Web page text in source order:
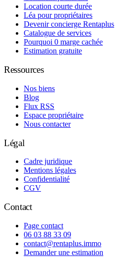
Location courte durée
Léa pour propriétaires
Devenir concierge Rentaplus
Catalogue de services
Pourquoi 0 marge cachée
Estimation gratuite
Ressources
Nos biens
Blog
Flux RSS
Espace propriétaire
Nous contacter
Légal
Cadre juridique
Mentions légales
Confidentialité
CGV
Contact
Page contact
06 03 88 33 09
contact@rentaplus.immo
Demander une estimation